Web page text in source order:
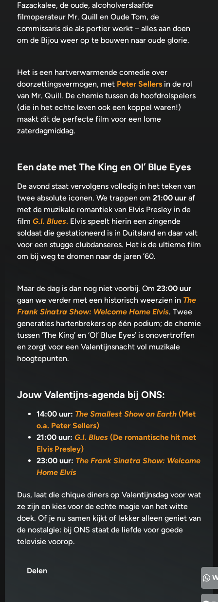
Fazackalee, de oude, alcoholverslaafde
filmoperateur Mr. Quill en Oude Tom, de
commissaris die als portier werkt – alles aan doen
om de Bijou weer op te bouwen naar oude glorie.
Het is een hartverwarmende comedie over
doorzettingsvermogen, met Peter Sellers in de rol
van Mr. Quill. De chemie tussen de hoofdrolspelers
(die in het echte leven ook een koppel waren!)
maakt dit de perfecte film voor een lome
zaterdagmiddag.
Een date met The King en Ol’ Blue Eyes
De avond staat vervolgens volledig in het teken van
twee absolute iconen. We trappen om 21:00 uur af
met de muzikale romantiek van Elvis Presley in de
film G.I. Blues. Elvis speelt hierin een zingende
soldaat die gestationeerd is in Duitsland en daar valt
voor een stugge clubdanseres. Het is de ultieme film
om bij weg te dromen naar de jaren ’60.
Maar de dag is dan nog niet voorbij. Om 23:00 uur
gaan we verder met een historisch weerzien in The
Frank Sinatra Show: Welcome Home Elvis. Twee
generaties hartenbrekers op één podium; de chemie
tussen ‘The King’ en ‘Ol’ Blue Eyes’ is onovertroffen
en zorgt voor een Valentijnsnacht vol muzikale
hoogtepunten.
Jouw Valentijns-agenda bij ONS:
14:00 uur: The Smallest Show on Earth (Met
o.a. Peter Sellers)
21:00 uur: G.I. Blues (De romantische hit met
Elvis Presley)
23:00 uur: The Frank Sinatra Show: Welcome
Home Elvis
Dus, laat die chique diners op Valentijnsdag voor wat
ze zijn en kies voor de echte magie van het witte
doek. Of je nu samen kijkt of lekker alleen geniet van
de nostalgie: bij ONS staat de liefde voor goede
televisie voorop.
Delen